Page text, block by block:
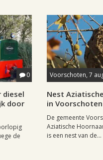
0
diesel
door
de
Voorschoten, 7
Nest
in Voorschoten
De gemeente
Aziatische
is een nest van de...